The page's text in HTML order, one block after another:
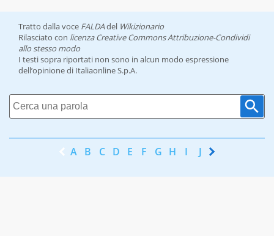
Tratto dalla voce FALDAdel Wikizionario
Rilasciato con licenza Creative Commons Attribuzione-Condividi
allo stesso modo
I testi sopra riportati non sono in alcun modo espressione
dell’opinione di Italiaonline S.p.A.
A B C D E F G H I J K